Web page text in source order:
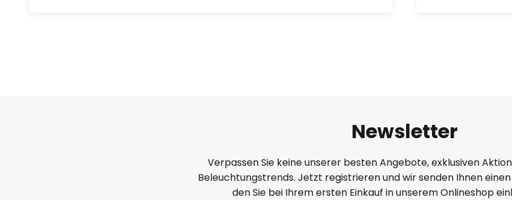
Newsletter
Verpassen Sie keine unserer besten Angebote, exklusiven
Beleuchtungstrends. Jetzt registrieren und wir senden Ihnen einen
den Sie bei Ihrem ersten Einkauf in unserem Onlineshop